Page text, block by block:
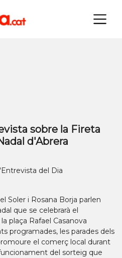
×
sobre la Fireta
d'Abrera
del Dia
Soler i Rosana Borja parlen
que se celebrarà el
plaça Rafael Casanova
programades, les parades dels
el comerç local durant
del sorteig que